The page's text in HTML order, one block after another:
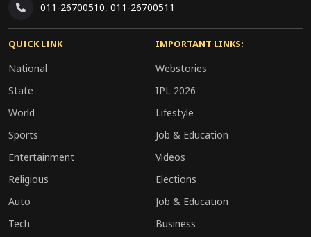
011-26700510, 011-26700511
QUICK LINK
National
State
World
Sports
Entertainment
Religious
Auto
Tech
IMPORTANT LINKS:
Webstories
IPL 2026
Lifestyle
Job & Education
Videos
Elections
Job & Education
Business